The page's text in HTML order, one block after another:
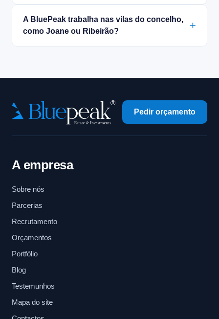
A BluePeak trabalha nas vilas do concelho,
como Joane ou Ribeirão?
Pedir orçamento
A empresa
Sobre nós
Parcerias
Recrutamento
Orçamentos
Portfólio
Blog
Testemunhos
Mapa do site